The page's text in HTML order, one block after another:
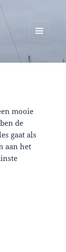
WIDGETS
mooie
de
gaat als
aan het